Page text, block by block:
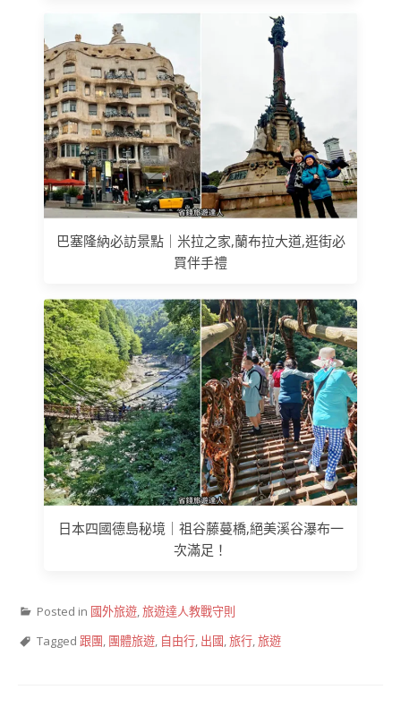
巴塞隆納必訪景點｜米拉之家,蘭布拉大道,逛街必
買伴手禮
日本四國德島秘境｜祖谷藤蔓橋,絕美溪谷瀑布一
次滿足！
Posted in 國外旅遊,旅遊達人教戰守則
Tagged 跟團, 團體旅遊, 自由行, 出國,旅行,旅遊